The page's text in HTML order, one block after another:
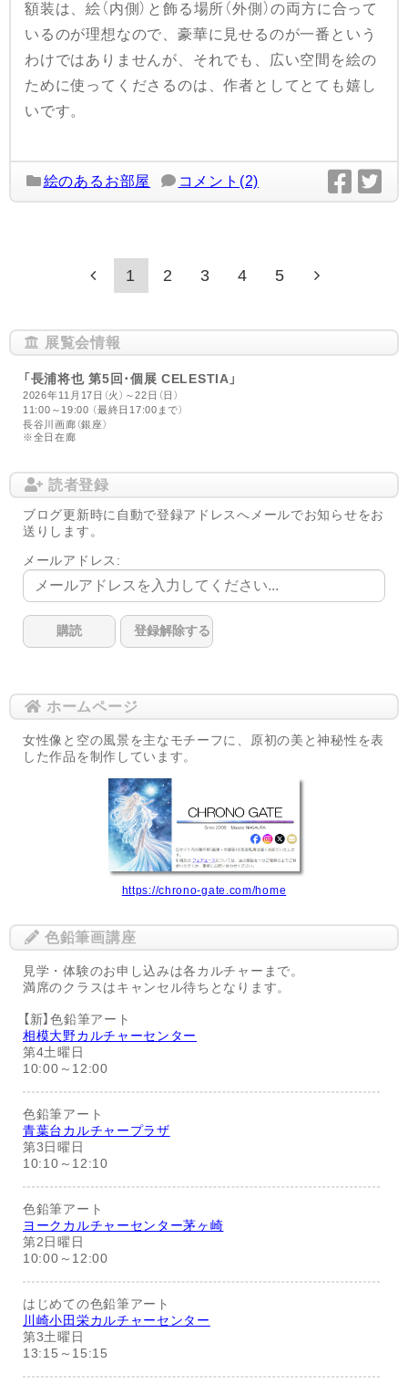
額装は、絵（内側）と飾る場所（外側）の両方に合って
いるのが理想なので、豪華に見せるのが一番という
わけではありませんが、それでも、広い空間を絵の
ために使ってくださるのは、作者としてとても嬉し
いです。
絵のあるお部屋 コメント(2)
1 2 3 4 5
展覧会情報
「長浦将也 第5回･個展 CELESTIA」
2026年11月17日（火）～22日（日）
11:00～19:00 （最終日17:00まで）
長谷川画廊（銀座）
※全日在廊
読者登録
ブログ更新時に自動で登録アドレスへメールでお知らせをお
送りします。
メールアドレス:
ホームページ
女性像と空の風景を主なモチーフに、原初の美と神秘性を表
した作品を制作しています。
https://chrono-gate.com/home
色鉛筆画講座
見学・体験のお申し込みは各カルチャーまで。
満席のクラスはキャンセル待ちとなります。
【新】色鉛筆アート
相模大野カルチャーセンター
第4土曜日
10:00～12:00
色鉛筆アート
青葉台カルチャープラザ
第3日曜日
10:10～12:10
色鉛筆アート
ヨークカルチャーセンター茅ヶ崎
第2日曜日
10:00～12:00
はじめての色鉛筆アート
川崎小田栄カルチャーセンター
第3土曜日
13:15～15:15